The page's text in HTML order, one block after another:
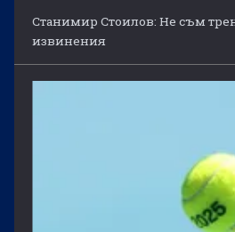
Станимир Стоилов: Не съм
извинения